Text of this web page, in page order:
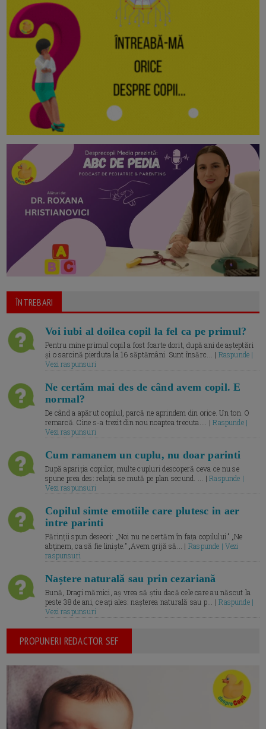
ÎNTREBARI
Voi iubi al doilea copil la fel ca pe primul?
Pentru mine primul copil a fost foarte dorit, după ani de așteptări
și o sarcină pierduta la 16 săptămâni. Sunt însărc... | Raspunde |
Vezi raspunsuri
Ne certăm mai des de când avem copil. E
normal?
De când a apărut copilul, parcă ne aprindem din orice. Un ton. O
remarcă. Cine s-a trezit din nou noaptea trecuta.... |Raspunde |
Vezi raspunsuri
Cum ramanem un cuplu, nu doar parinti
După apariția copiilor, multe cupluri descoperă ceva ce nu se
spune prea des: relația se mută pe plan secund. ... |Raspunde |
Vezi raspunsuri
Copilul simte emotiile care plutesc in aer
intre parinti
Părinții spun deseori: „Noi nu ne certăm în fața copilului.” „Ne
abținem, ca să fie liniște.” „Avem grijă să... | Raspunde | Vezi
raspunsuri
Naștere naturală sau prin cezariană
Bună, Dragi mămici, aș vrea să știu dacă cele care au născut la
peste 38 de ani, ce ați ales: nașterea naturală sau p... |Raspunde |
Vezi raspunsuri
PROPUNERI REDACTOR SEF